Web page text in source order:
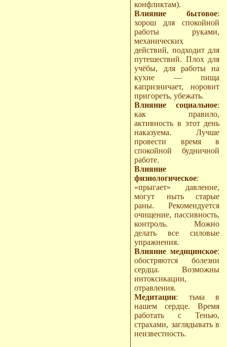
конфликтам).
Влияние бытовое:
хорош для спокойной
работы руками,
механических
действий, подходит для
путешествий. Плох для
учёбы, для работы на
кухне — пища
капризничает, норовит
пригореть, убежать.
Влияние социальное:
как правило,
активность в этот день
наказуема. Лучше
провести время в
спокойной будничной
работе.
Влияние
физиологическое:
«прыгает» давление,
могут ныть старые
раны. Рекомендуется
очищение, пассивность,
контроль. Можно
делать все силовые
упражнения.
Влияние медицинское:
обостряются болезни
сердца. Возможны
интоксикации,
отравления.
Медитации: тьма в
нашем сердце. Время
работать с Тенью,
страхами, заглядывать в
неизвестность.